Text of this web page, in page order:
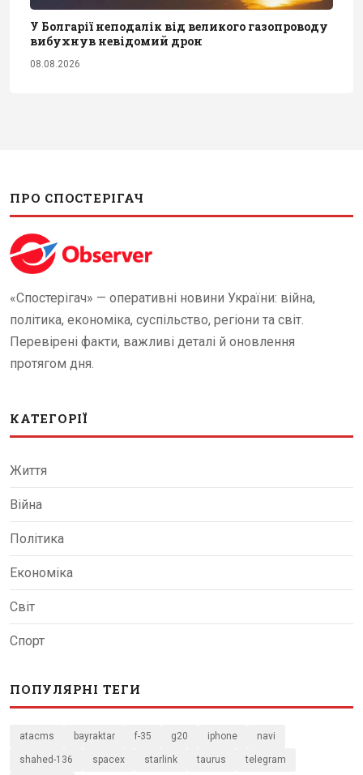
У Болгарії неподалік від великого газопроводу
вибухнув невідомий дрон
08.08.2026
ПРО СПОСТЕРІГАЧ
«Спостерігач» — оперативні новини України: війна,
політика, економіка, суспільство, регіони та світ.
Перевірені факти, важливі деталі й оновлення
протягом дня.
КАТЕГОРІЇ
Життя
Війна
Політика
Економіка
Світ
Спорт
ПОПУЛЯРНІ ТЕГИ
atacms bayraktar f-35 g20 iphone navi
shahed-136 spacex starlink taurus telegram